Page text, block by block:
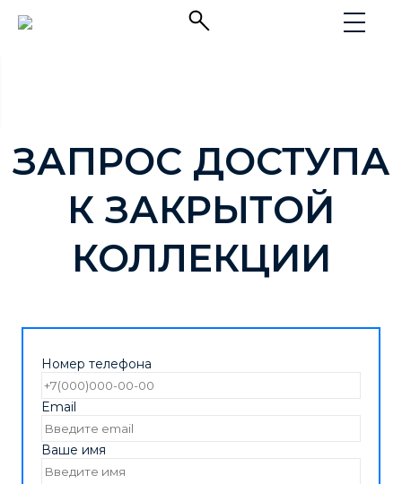
ЗАПРОС ДОСТУПА
К ЗАКРЫТОЙ
КОЛЛЕКЦИИ
Номер телефона
Email
Ваше имя